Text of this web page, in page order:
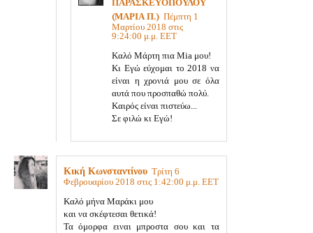
ΠΑΡΑΣΚΕΥΟΠΟΥΛΟΥ
(ΜΑΡΙΑ Π.) Πέμπτη 1
Μαρτίου 2018 στις
9:24:00 μ.μ. EET
Καλό Μάρτη πια Mia μου!
Κι Εγώ εύχομαι το 2018 να
είναι η χρονιά μου σε όλα
αυτά που προσπαθώ πολύ.
Καιρός είναι πιστεύω...
Σε φιλώ κι Εγώ!
Κική Κωνσταντίνου Τρίτη 6
Φεβρουαρίου 2018 στις 1:42:00 μ.μ. EET
Καλό μήνα Μαράκι μου
και να σκέφτεσαι θετικά!
Τα όμορφα ειναι μπροστα σου και τα